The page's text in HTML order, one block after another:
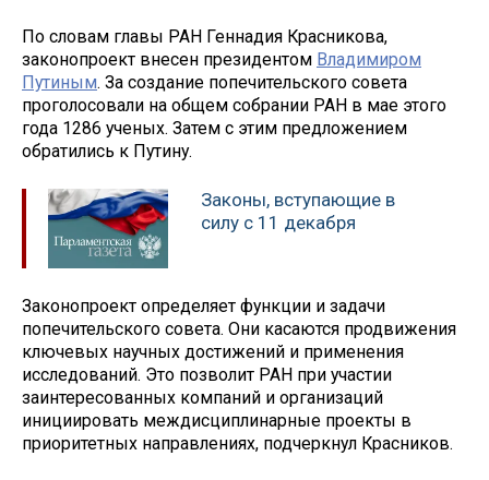
По словам главы РАН Геннадия Красникова,
законопроект внесен президентом Владимиром
Путиным. За создание попечительского совета
проголосовали на общем собрании РАН в мае этого
года 1286 ученых. Затем с этим предложением
обратились к Путину.
Законы, вступающие в
силу с 11 декабря
Законопроект определяет функции и задачи
попечительского совета. Они касаются продвижения
ключевых научных достижений и применения
исследований. Это позволит РАН при участии
заинтересованных компаний и организаций
инициировать междисциплинарные проекты в
приоритетных направлениях, подчеркнул Красников.